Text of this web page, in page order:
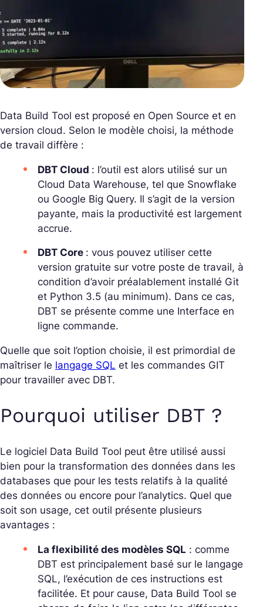
Data Build Tool est proposé en Open Source et en
version cloud. Selon le modèle choisi, la méthode
de travail diffère :
DBT Cloud : l’outil est alors utilisé sur un
Cloud Data Warehouse, tel que Snowflake
ou Google Big Query. Il s’agit de la version
payante, mais la productivité est largement
accrue.
DBT Core : vous pouvez utiliser cette
version gratuite sur votre poste de travail, à
condition d’avoir préalablement installé Git
et Python 3.5 (au minimum). Dans ce cas,
DBT se présente comme une Interface en
ligne commande.
Quelle que soit l’option choisie, il est primordial de
maîtriser le langage SQL et les commandes GIT
pour travailler avec DBT.
Pourquoi utiliser DBT ?
Le logiciel Data Build Tool peut être utilisé aussi
bien pour la transformation des données dans les
databases que pour les tests relatifs à la qualité
des données ou encore pour l’analytics. Quel que
soit son usage, cet outil présente plusieurs
avantages :
La flexibilité des modèles SQL : comme
DBT est principalement basé sur le langage
SQL, l’exécution de ces instructions est
facilitée. Et pour cause, Data Build Tool se